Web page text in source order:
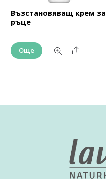
Възстановяващ крем за
ръце
Още Share